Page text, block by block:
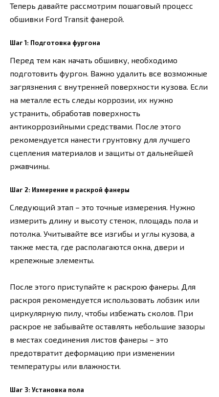
Теперь давайте рассмотрим пошаговый процесс
обшивки Ford Transit фанерой.
Шаг 1: Подготовка фургона
Перед тем как начать обшивку, необходимо
подготовить фургон. Важно удалить все возможные
загрязнения с внутренней поверхности кузова. Если
на металле есть следы коррозии, их нужно
устранить, обработав поверхность
антикоррозийными средствами. После этого
рекомендуется нанести грунтовку для лучшего
сцепления материалов и защиты от дальнейшей
ржавчины.
Шаг 2: Измерение и раскрой фанеры
Следующий этап – это точные измерения. Нужно
измерить длину и высоту стенок, площадь пола и
потолка. Учитывайте все изгибы и углы кузова, а
также места, где располагаются окна, двери и
крепежные элементы.
После этого приступайте к раскрою фанеры. Для
раскроя рекомендуется использовать лобзик или
циркулярную пилу, чтобы избежать сколов. При
раскрое не забывайте оставлять небольшие зазоры
в местах соединения листов фанеры – это
предотвратит деформацию при изменении
температуры или влажности.
Шаг 3: Установка пола